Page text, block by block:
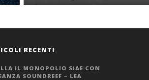
RECENTI
IL MONOPOLIO SIAE CON
SOUNDREEF – LEA